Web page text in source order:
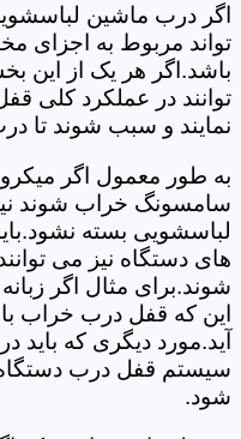
اگر درب ماشین
تواند مربوط به اجزای
باشد.اگر هر یک از این
توانند در عملکرد کلی
نمایند و سبب شوند تا
به طور معمول اگر
سامسونگ خراب شوند
لباسشویی بسته
های دستگاه نیز می
شوند.برای مثال اگر
این که قفل درب خراب
آید.مورد دیگری که
سیستم قفل درب
شود.